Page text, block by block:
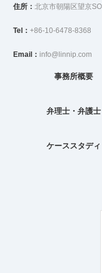
住所：北京市朝陽区望京
Tel：+86-10-6478-8368
Email： info@linnip.com
事務所概要
弁理士・弁護士
ケーススタディ